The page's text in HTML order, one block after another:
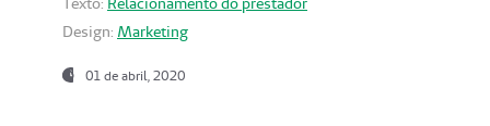
Design: Marketing
01 de abril, 2020